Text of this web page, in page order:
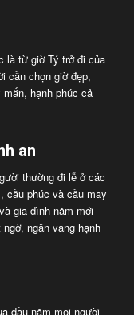
là từ giờ Tý trở đi của
cần chọn giờ đẹp,
hạnh phúc cả
an
thường đi lễ ở các
cầu phúc và cầu may
gia đình năm mới
ngân vang hạnh
đầu năm mọi người